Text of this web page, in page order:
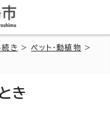
続き >ペット・動植物
>
き